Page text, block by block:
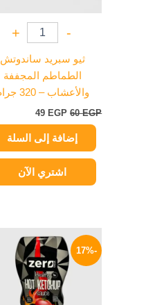
-
+
ثيو سبريد ساندوتش
الطماطم المجففة
والأعشاب – 320 جرام
60EGP
49 EGP
إضافة إلى السلة
اشتري الآن
-17%
الأصلي
هو:
210 EGP.
الحالي
هو:
174 EGP.